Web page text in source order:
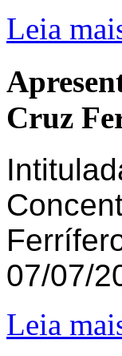
Leia
Cruz
07/07/
Leia